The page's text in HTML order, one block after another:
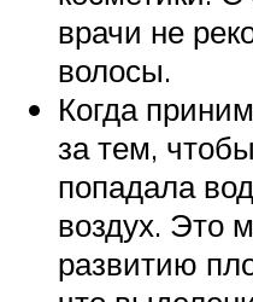
врачи не
волосы.
Когда
за тем,
попадала
воздух. Это
развитию